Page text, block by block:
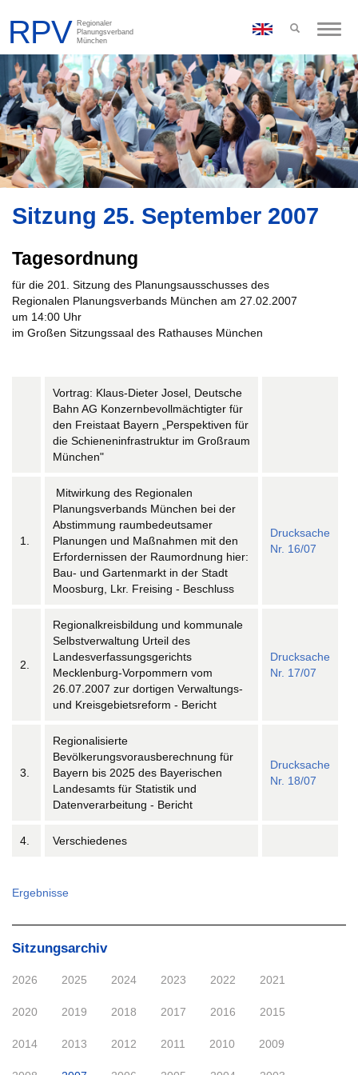
Toggle
Sitzung 25. September 2007
Tagesordnung
für die 201. Sitzung des Planungsausschusses des
Regionalen Planungsverbands München am 27.02.2007
um 14:00 Uhr
im Großen Sitzungssaal des Rathauses München
Vortrag: Klaus-Dieter Josel, Deutsche
Bahn AG Konzernbevollmächtigter für
den Freistaat Bayern „Perspektiven für
die Schieneninfrastruktur im Großraum
München"
1.
Mitwirkung des Regionalen
Planungsverbands München bei der
Abstimmung raumbedeutsamer
Planungen und Maßnahmen mit den
Erfordernissen der Raumordnung hier:
Bau- und Gartenmarkt in der Stadt
Moosburg, Lkr. Freising - Beschluss
Drucksache
Nr. 16/07
2.
Regionalkreisbildung und kommunale
Selbstverwaltung Urteil des
Landesverfassungsgerichts
Mecklenburg-Vorpommern vom
26.07.2007 zur dortigen Verwaltungs-
und Kreisgebietsreform - Bericht
Drucksache
Nr. 17/07
3.
Regionalisierte
Bevölkerungsvorausberechnung für
Bayern bis 2025 des Bayerischen
Landesamts für Statistik und
Datenverarbeitung - Bericht
Drucksache
Nr. 18/07
4. Verschiedenes
Ergebnisse
Sitzungsarchiv
2026 2025 2024 2023 2022 2021
2020 2019 2018 2017 2016 2015
2014 2013 2012 2011 2010 2009